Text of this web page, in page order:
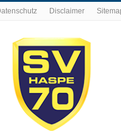
Disclaimer